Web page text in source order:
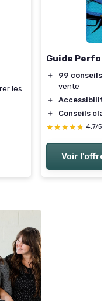
les
Guide
＋
99 conseils
vente
＋
Accessibilité
＋
Conseils
★★★★★
★★★★★ 4,7/5
Voir l'offre